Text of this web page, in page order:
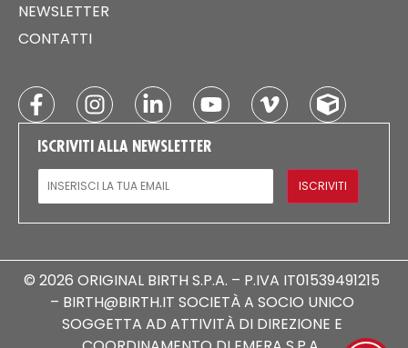
NEWSLETTER
CONTATTI
ISCRIVITI ALLA NEWSLETTER
EMAIL
ISCRIVITI
© 2026 ORIGINAL BIRTH S.P.A. – P.IVA IT01539491215
– BIRTH@BIRTH.IT SOCIETÀ A SOCIO UNICO
SOGGETTA AD ATTIVITÀ DI DIREZIONE E